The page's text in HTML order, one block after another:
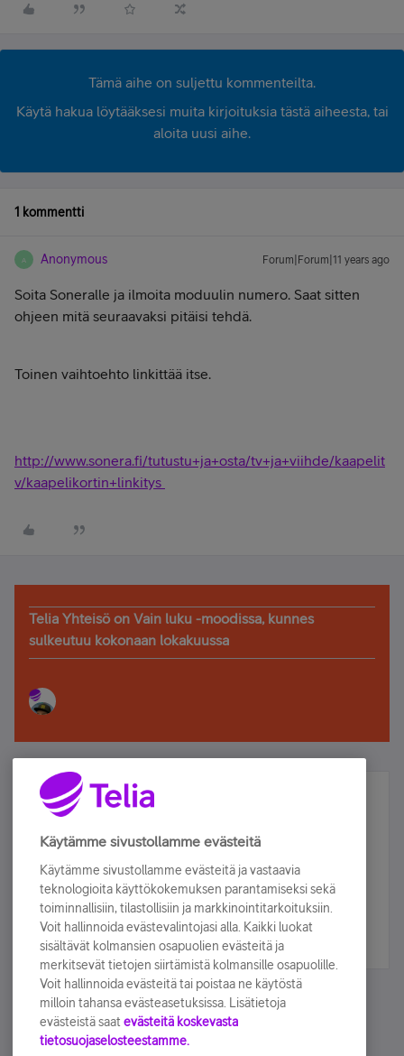
Tämä aihe on suljettu kommenteilta.
Käytä hakua löytääksesi muita kirjoituksia tästä aiheesta, tai
aloita uusi aihe.
1 kommentti
A Anonymous Forum|Forum|11 years ago
Soita Soneralle ja ilmoita moduulin numero. Saat sitten
ohjeen mitä seuraavaksi pitäisi tehdä.
Toinen vaihtoehto linkittää itse.
http://www.sonera.fi/tutustu+ja+osta/tv+ja+viihde/kaapelit
v/kaapelikortin+linkitys
Telia Yhteisö on Vain luku -moodissa, kunnes
sulkeutuu kokonaan lokakuussa
Älä jää paitsi – osallistu ja voita!
Tilaa Telian uutiskirje ja olet mukana arvonnassa.
sähköpostiisi.
Tilaa nyt
Käytämme sivustollamme evästeitä
Käytämme sivustollamme evästeitä ja vastaavia
teknologioita käyttökokemuksen parantamiseksi sekä
toiminnallisiin, tilastollisiin ja markkinointitarkoituksiin.
Voit hallinnoida evästevalintojasi alla. Kaikki luokat
sisältävät kolmansien osapuolien evästeitä ja
merkitsevät tietojen siirtämistä kolmansille osapuolille.
Voit hallinnoida evästeitä tai poistaa ne käytöstä
milloin tahansa evästeasetuksissa. Lisätietoja
evästeistä saat evästeitä koskevasta
tietosuojaselosteestamme.